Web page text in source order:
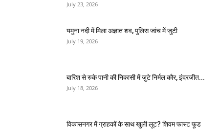
July 23, 2026
यमुना नदी में मिला अज्ञात शव, पुलिस जांच में जुटी
July 19, 2026
बारिश से रुके पानी की निकासी में जुटे निर्मल कौर, इंदरजीत...
July 18, 2026
विकासनगर में ग्राहकों के साथ खुली लूट? शिवम फास्ट फूड